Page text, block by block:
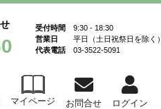
受付時間 9:30 - 18:30
営業日 平日（土日祝祭日を除く）
代表電話 03-3522-5091
マイページ お問合せ ログイン